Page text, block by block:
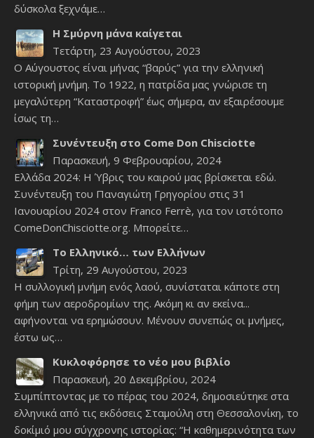
δύσκολα ξεχνάμε…
Η Σμύρνη μάνα καίγεται
Τετάρτη, 23 Αυγούστου, 2023
Ο Αύγουστος είναι μήνας “βαρύς” για την ελληνική
ιστορική μνήμη. Το 1922, η πατρίδα μας γνώρισε τη
μεγαλύτερη “Καταστροφή” έως σήμερα, αν εξαιρέσουμε
ίσως τη…
Συνέντευξη στο Come Don Chisciotte
Παρασκευή, 9 Φεβρουαρίου, 2024
Ελλάδα 2024: Η Ύβρις του καιρού μας βρίσκεται εδώ.
Συνέντευξη του Παναγιώτη Γρηγορίου στις 31
Ιανουαρίου 2024 στον Franco Ferrè, για τον ιστότοπο
ComeDonChisciotte.org. Μπορείτε…
Το Ελληνικό… των Ελλήνων
Τρίτη, 29 Αυγούστου, 2023
Η συλλογική μνήμη ενός λαού, συνίσταται κάποτε στη
φήμη των αεροδρομίων της. Ακόμη κι αν εκείνα...
αφήνονται να ερημώσουν. Μένουν συνεπώς οι μνήμες,
έστω ως…
Κυκλοφόρησε το νέο μου βιβλίο
Παρασκευή, 20 Δεκεμβρίου, 2024
Συμπίπτοντας με το πέρας του 2024, δημοσιεύτηκε στα
ελληνικά από τις εκδόσεις Σταμούλη στη Θεσσαλονίκη, το
δοκίμιό μου σύγχρονης ιστορίας: “Η καθημερινότητα των